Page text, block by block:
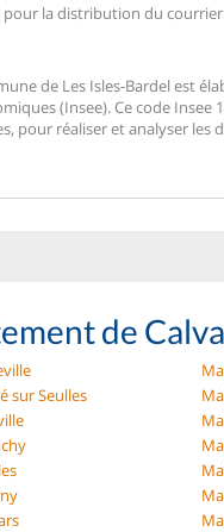
la distribution du courrier
de Les Isles-Bardel est
(Insee). Ce code Insee
pour réaliser et analyser les
de
sur Seulles